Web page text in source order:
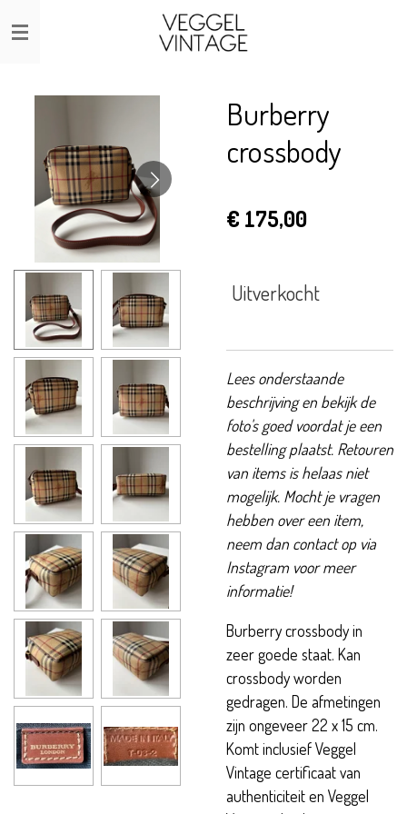
Ga
direct
Burberry
crossbody
€ 175,00
Uitverkocht
Lees onderstaande
beschrijving en bekijk de
foto's goed voordat je een
bestelling plaatst. Retouren
van items is helaas niet
mogelijk. Mocht je vragen
hebben over een item,
neem dan contact op via
Instagram voor meer
informatie!
Burberry crossbody in
zeer goede staat. Kan
crossbody worden
gedragen. De afmetingen
zijn ongeveer 22 x 15 cm.
Komt inclusief Veggel
Vintage certificaat van
authenticiteit en Veggel